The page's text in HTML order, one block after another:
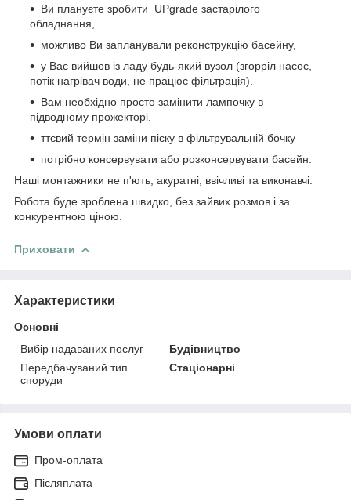
Ви плануєте зробити
UPgrade застарілого
обладнання,
можливо Ви запланували реконструкцію басейну,
у Вас вийшов із ладу будь-який вузол (згорріл насос,
потік нагрівач води, не працює фільтрація).
Вам необхідно просто замінити лампочку в
підводному прожекторі.
ттєвий термін заміни піску в фільтрувальній бочку
потрібно консервувати або розконсервувати басейн.
Наші монтажники не п'ють, акуратні, ввічливі та виконавчі.
Робота буде зроблена швидко, без зайвих розмов і за
конкурентною ціною.
Приховати
Характеристики
Основні
Вибір надаваних послуг
Будівництво
Передбачуваний тип
споруди
Стаціонарні
Умови оплати
Пром-оплата
Післяплата